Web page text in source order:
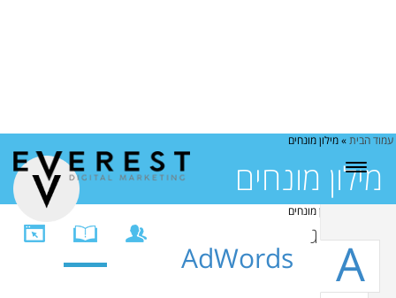
בלוג
עמוד הבית»מילון מונחים
מילון מונחים
מילון מונחים
A
AdWords